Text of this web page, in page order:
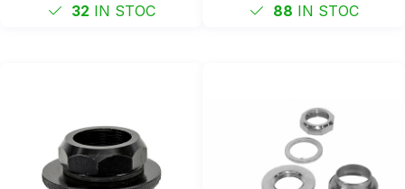
32 IN STOC 88 IN STOC